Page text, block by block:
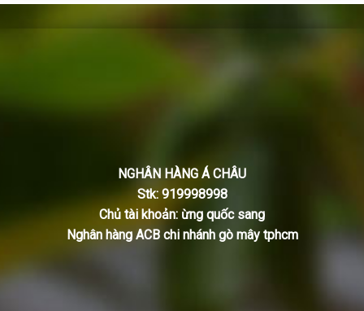
NGHÂN HÀNG Á CHÂU
Stk: 919998998
Chủ tài khoản: ừng quốc sang
Nghân hàng ACB chi nhánh gò mây tphcm